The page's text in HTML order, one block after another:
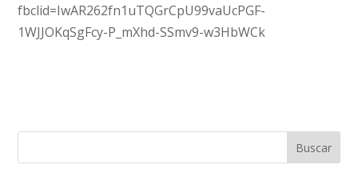
fbclid=IwAR262fn1uTQGrCpU99vaUcPGF-
1WJJOKqSgFcy-P_mXhd-SSmv9-w3HbWCk